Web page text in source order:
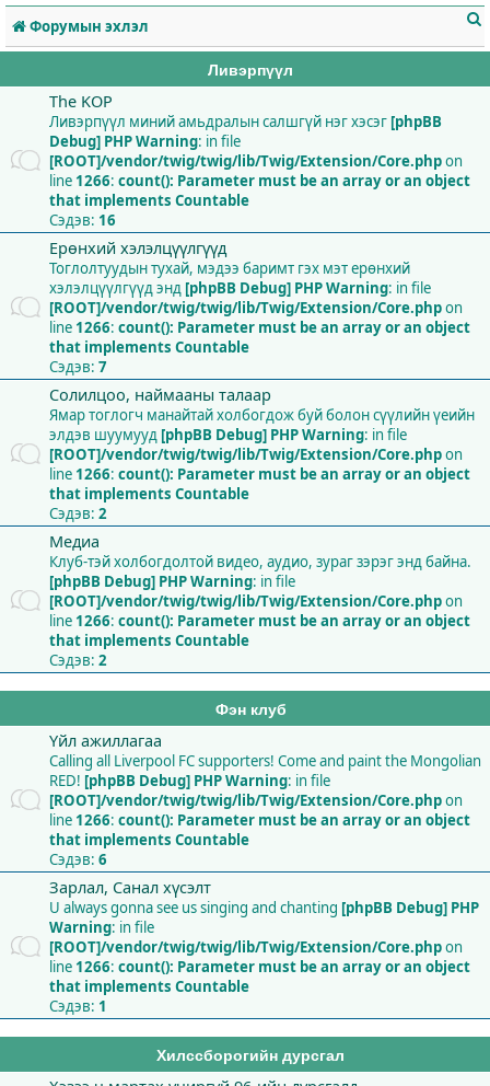
Форумын эхлэл
а
Ливэрпүүл
The KOP
Ливэрпүүл миний амьдралын салшгүй нэг хэсэг [phpBB
Debug] PHP Warning: in file
[ROOT]/vendor/twig/twig/lib/Twig/Extension/Core.phpon
line 1266: count(): Parameter must be an array or an object
that implements Countable
Сэдэв: 16
Ерөнхий хэлэлцүүлгүүд
Тоглолтуудын тухай, мэдээ баримт гэх мэт ерөнхий
хэлэлцүүлгүүд энд [phpBB Debug] PHP Warning: in file
[ROOT]/vendor/twig/twig/lib/Twig/Extension/Core.phpon
line 1266: count(): Parameter must be an array or an object
that implements Countable
Сэдэв: 7
Солилцоо, наймааны талаар
Ямар тоглогч манайтай холбогдож буй болон сүүлийн үеийн
элдэв шуумууд [phpBB Debug] PHP Warning: in file
[ROOT]/vendor/twig/twig/lib/Twig/Extension/Core.phpon
line 1266: count(): Parameter must be an array or an object
that implements Countable
Сэдэв: 2
Медиа
Клуб-тэй холбогдолтой видео, аудио, зураг зэрэг энд байна.
[phpBB Debug] PHP Warning: in file
[ROOT]/vendor/twig/twig/lib/Twig/Extension/Core.phpon
line 1266: count(): Parameter must be an array or an object
that implements Countable
Сэдэв: 2
Фэн клуб
Үйл ажиллагаа
Calling all Liverpool FC supporters! Come and paint the Mongolian
RED! [phpBB Debug] PHP Warning: in file
[ROOT]/vendor/twig/twig/lib/Twig/Extension/Core.phpon
line 1266: count(): Parameter must be an array or an object
that implements Countable
Сэдэв: 6
Зарлал, Санал хүсэлт
U always gonna see us singing and chanting [phpBB Debug] PHP
Warning: in file
[ROOT]/vendor/twig/twig/lib/Twig/Extension/Core.phpon
line 1266: count(): Parameter must be an array or an object
that implements Countable
Сэдэв: 1
Хилссборогийн дурсгал